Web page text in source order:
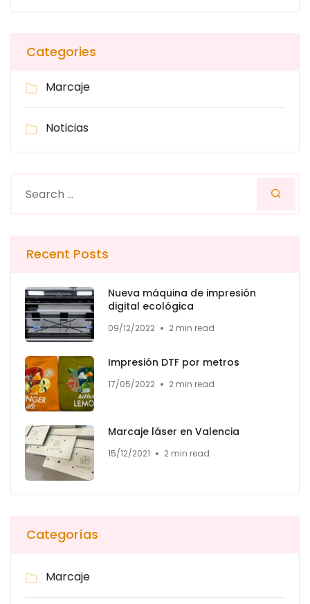
Categories
Marcaje
Noticias
Recent Posts
Nueva máquina de impresión
digital ecológica
09/12/2022 2 min read
Impresión DTF por metros
17/05/2022 2 min read
Marcaje láser en Valencia
15/12/2021 2 min read
Categorías
Marcaje